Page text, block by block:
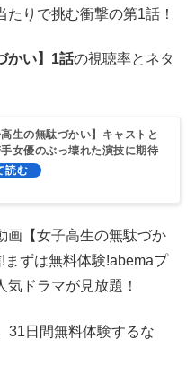
りで挑む衝撃の第1話！
かい】1話の視聴率とネタ
高生の無駄づかい】キャストと
女優のぶっ壊れた演技に期待
画 【女子高生の無駄づか
まずは無料体験!abemaプ
ドラマが見放題！
31日間無料体験するな